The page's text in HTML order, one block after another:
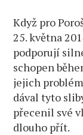
Když pro
25. května
podporují
schopen
jejich
dával tyto
přecenil své
dlouho přít.